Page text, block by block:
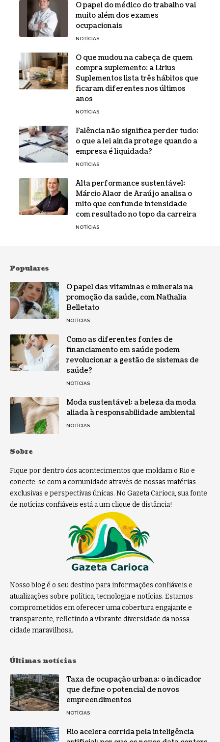
O papel do médico do trabalho vai
muito além dos exames
ocupacionais
NOTÍCIAS
O que mudou na cabeça de quem
compra suplemento: a Lirius
Suplementos lista três hábitos que
ficaram diferentes nos últimos
anos
NOTÍCIAS
Falência não significa perder tudo:
o que a lei ainda protege quando a
empresa é liquidada?
NOTÍCIAS
Alta performance sustentável:
Márcio Alaor de Araújo analisa o
mito que confunde intensidade
com resultado no topo da carreira
NOTÍCIAS
Populares
O papel das vitaminas e minerais na
promoção da saúde, com Nathalia
Belletato
NOTÍCIAS
Como as diferentes fontes de
financiamento em saúde podem
revolucionar a gestão de sistemas de
saúde?
NOTÍCIAS
Moda sustentável: a beleza da moda
aliada à responsabilidade ambiental
NOTÍCIAS
Sobre
Fique por dentro dos acontecimentos que moldam o Rio e
conecte-se com a comunidade através de nossas matérias
exclusivas e perspectivas únicas. No Gazeta Carioca, sua fonte
de notícias confiáveis está a um clique de distância!
Nosso blog é o seu destino para informações confiáveis e
atualizações sobre política, tecnologia e notícias. Estamos
comprometidos em oferecer uma cobertura engajante e
transparente, refletindo a vibrante diversidade da nossa
cidade maravilhosa.
Últimas notícias
Taxa de ocupação urbana: o indicador
que define o potencial de novos
empreendimentos
NOTÍCIAS
Rio acelera corrida pela inteligência